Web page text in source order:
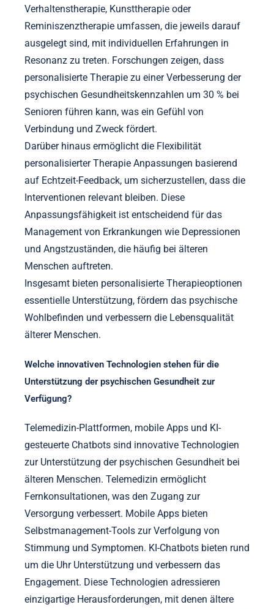
Verhaltenstherapie, Kunsttherapie oder
Reminiszenztherapie umfassen, die jeweils darauf
ausgelegt sind, mit individuellen Erfahrungen in
Resonanz zu treten. Forschungen zeigen, dass
personalisierte Therapie zu einer Verbesserung der
psychischen Gesundheitskennzahlen um 30 % bei
Senioren führen kann, was ein Gefühl von
Verbindung und Zweck fördert.
Darüber hinaus ermöglicht die Flexibilität
personalisierter Therapie Anpassungen basierend
auf Echtzeit-Feedback, um sicherzustellen, dass die
Interventionen relevant bleiben. Diese
Anpassungsfähigkeit ist entscheidend für das
Management von Erkrankungen wie Depressionen
und Angstzuständen, die häufig bei älteren
Menschen auftreten.
Insgesamt bieten personalisierte Therapieoptionen
essentielle Unterstützung, fördern das psychische
Wohlbefinden und verbessern die Lebensqualität
älterer Menschen.
Welche innovativen Technologien stehen für die
Unterstützung der psychischen Gesundheit zur
Verfügung?
Telemedizin-Plattformen, mobile Apps und KI-
gesteuerte Chatbots sind innovative Technologien
zur Unterstützung der psychischen Gesundheit bei
älteren Menschen. Telemedizin ermöglicht
Fernkonsultationen, was den Zugang zur
Versorgung verbessert. Mobile Apps bieten
Selbstmanagement-Tools zur Verfolgung von
Stimmung und Symptomen. KI-Chatbots bieten rund
um die Uhr Unterstützung und verbessern das
Engagement. Diese Technologien adressieren
einzigartige Herausforderungen, mit denen ältere